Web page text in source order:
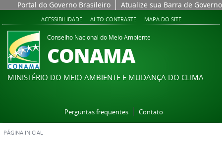
Portal do Governo Brasileiro Atualize sua Barra de Governo
ACESSIBILIDADE ALTO CONTRASTE MAPA DO SITE
Conselho Nacional do Meio Ambiente
CONAMA
MINISTÉRIO DO MEIO AMBIENTE E MUDANÇA DO CLIMA
Perguntas frequentes Contato
PÁGINA INICIAL